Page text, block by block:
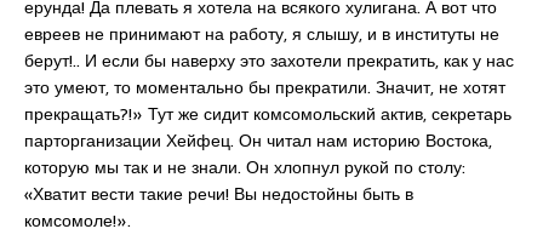
ерунда! Да плевать я хотела на всякого хулигана. А вот что
евреев не принимают на работу, я слышу, и в институты не
берут!.. И если бы наверху это захотели прекратить, как у нас
это умеют, то моментально бы прекратили. Значит, не хотят
прекращать?!» Тут же сидит комсомольский актив, секретарь
парторганизации Хейфец. Он читал нам историю Востока,
которую мы так и не знали. Он хлопнул рукой по столу:
«Хватит вести такие речи! Вы недостойны быть в
комсомоле!».